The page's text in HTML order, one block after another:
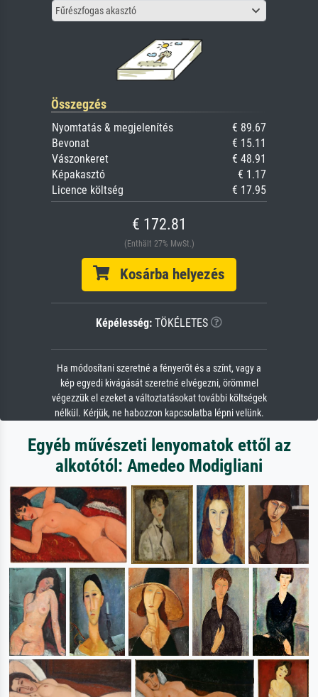
Fűrészfogas akasztó
Összegzés
Nyomtatás & megjelenítés
€ 89.67
Bevonat
€ 15.11
Vászonkeret
€ 48.91
Képakasztó
€ 1.17
Licence költség
€ 17.95
€ 172.81
(Enthält 27% MwSt.)
Kosárba helyezés
Képélesség: TÖKÉLETES
Ha módosítani szeretné a fényerőt és a színt, vagy a
kép egyedi kivágását szeretné elvégezni, örömmel
végezzük el ezeket a változtatásokat további költségek
nélkül. Kérjük, ne habozzon kapcsolatba lépni velünk.
Egyéb művészeti lenyomatok ettől az
alkotótól: Amedeo Modigliani